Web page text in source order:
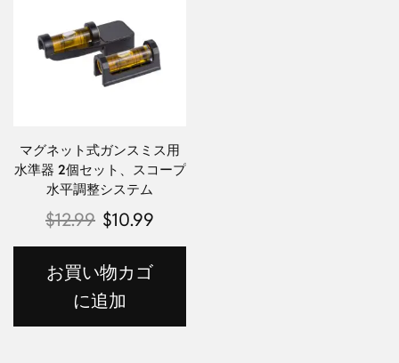
マグネット式ガンスミス用
水準器 2個セット、スコープ
水平調整システム
$12.99 $10.99
お買い物カゴ
に追加